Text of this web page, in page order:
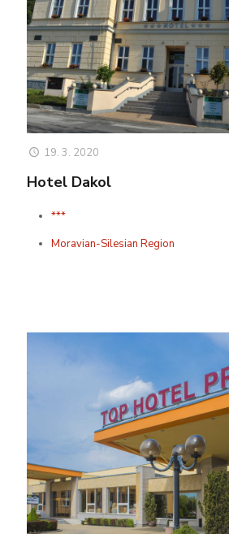
19. 3. 2020
Hotel Dakol
***
Moravian-Silesian Region